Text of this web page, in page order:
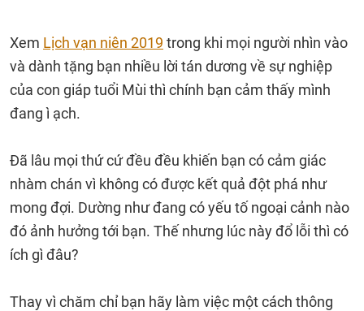
Xem Lịch vạn niên 2019 trong khi mọi người nhìn vào
và dành tặng bạn nhiều lời tán dương về sự nghiệp
của con giáp tuổi Mùi thì chính bạn cảm thấy mình
đang ì ạch.
Đã lâu mọi thứ cứ đều đều khiến bạn có cảm giác
nhàm chán vì không có được kết quả đột phá như
mong đợi. Dường như đang có yếu tố ngoại cảnh nào
đó ảnh hưởng tới bạn. Thế nhưng lúc này đổ lỗi thì có
ích gì đâu?
Thay vì chăm chỉ bạn hãy làm việc một cách thông